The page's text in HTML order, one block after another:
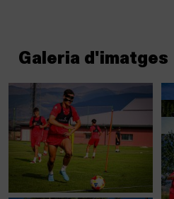
Galeria d'imatges